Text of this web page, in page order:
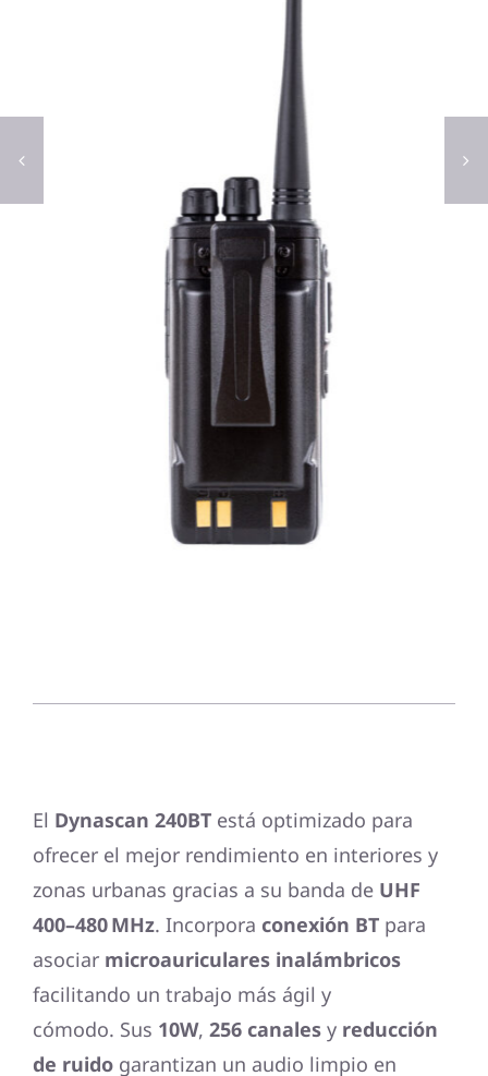
El Dynascan 240BTestá optimizado para
ofrecer el mejor rendimiento en interiores y
zonas urbanas gracias a su banda de UHF
400–480 MHz. Incorpora conexión BTpara
asociar microauriculares inalámbricos
facilitando un trabajo más ágil y
cómodo. Sus 10W, 256 canalesy reducción
de ruidogarantizan un audio limpio en